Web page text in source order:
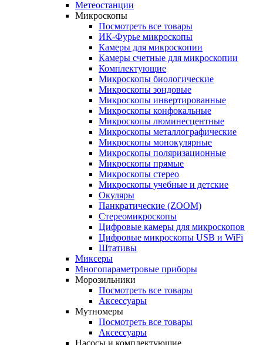
Метеостанции
Микроскопы
Посмотреть все товары
ИК-Фурье микроскопы
Камеры для микроскопии
Камеры счетные для микроскопии
Комплектующие
Микроскопы биологические
Микроскопы зондовые
Микроскопы инвертированные
Микроскопы конфокальные
Микроскопы люминесцентные
Микроскопы металлографические
Микроскопы монокулярные
Микроскопы поляризационные
Микроскопы прямые
Микроскопы стерео
Микроскопы учебные и детские
Окуляры
Панкратические (ZOOM)
Стереомикроскопы
Цифровые камеры для микроскопов
Цифровые микроскопы USB и WiFi
Штативы
Миксеры
Многопараметровые приборы
Морозильники
Посмотреть все товары
Аксессуары
Мутномеры
Посмотреть все товары
Аксессуары
Насосы и комплектующие